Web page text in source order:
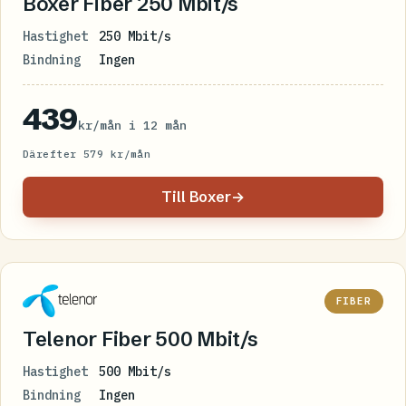
Hastighet
250 Mbit/s
Bindning
Ingen
439kr/mån i 12 mån
Därefter 579 kr/mån
Till Boxer→
FIBER
Telenor Fiber 500 Mbit/s
Hastighet
500 Mbit/s
Bindning
Ingen